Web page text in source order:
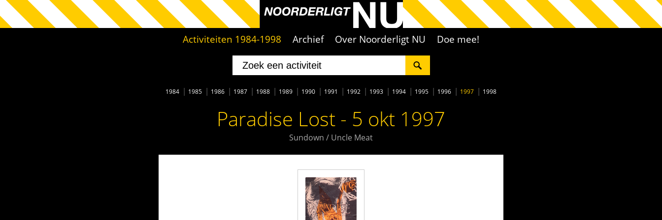
Activiteiten 1984-1998 Archief Over Noorderligt NU Doe mee!
1984 1985 1986 1987 1988 1989 1990 1991 1992 1993 1994 1995 1996 1997 1998
Paradise Lost - 5 okt 1997
Sundown / Uncle Meat